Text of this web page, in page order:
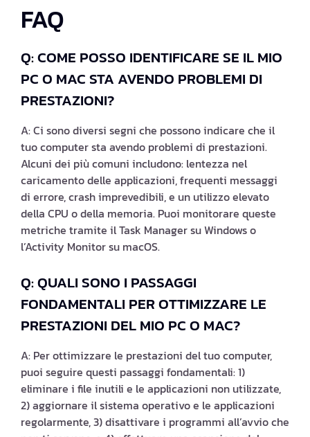
FAQ
Q: COME POSSO IDENTIFICARE SE IL MIO
PC O MAC STA AVENDO PROBLEMI DI
PRESTAZIONI?
A: Ci sono diversi segni che possono indicare che il
tuo computer sta avendo problemi di prestazioni.
Alcuni dei più comuni includono: lentezza nel
caricamento delle applicazioni, frequenti messaggi
di errore, crash imprevedibili, e un utilizzo elevato
della CPU o della memoria. Puoi monitorare queste
metriche tramite il Task Manager su Windows o
l’Activity Monitor su macOS.
Q: QUALI SONO I PASSAGGI
FONDAMENTALI PER OTTIMIZZARE LE
PRESTAZIONI DEL MIO PC O MAC?
A: Per ottimizzare le prestazioni del tuo computer,
puoi seguire questi passaggi fondamentali: 1)
eliminare i file inutili e le applicazioni non utilizzate,
2) aggiornare il sistema operativo e le applicazioni
regolarmente, 3) disattivare i programmi all’avvio che